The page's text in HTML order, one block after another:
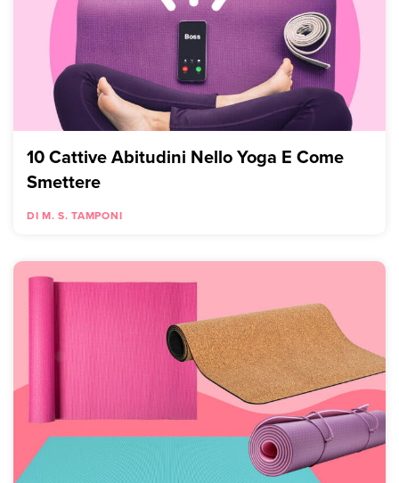
10 Cattive Abitudini Nello Yoga E Come
Smettere
DI M. S. TAMPONI